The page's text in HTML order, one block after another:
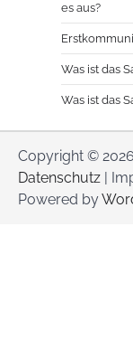
es aus?
Was ist das
Was ist das
Copyright © 2026
Datenschutz |
Powered by